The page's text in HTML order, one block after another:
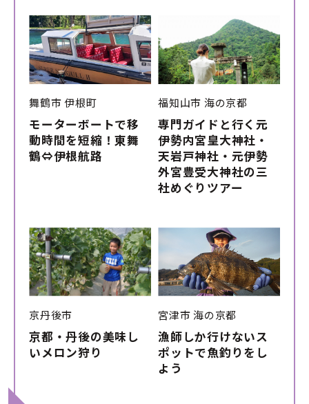
舞鶴市伊根町
モーターボートで移
動時間を短縮！東舞
鶴⇔伊根航路
福知山市 海の京都
専門ガイドと行く元
伊勢内宮皇大神社・
天岩戸神社・元伊勢
外宮豊受大神社の三
社めぐりツアー
京丹後市
京都・丹後の美味し
いメロン狩り
宮津市海の京都
漁師しか行けないス
ポットで魚釣りをし
よう